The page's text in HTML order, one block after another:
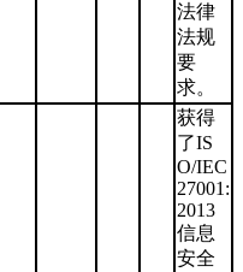
法律
法规
要
求。
获得
了IS
O/IEC
27001:
2013
信息
安全